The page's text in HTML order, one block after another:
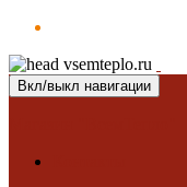
Вкл/выкл навигации